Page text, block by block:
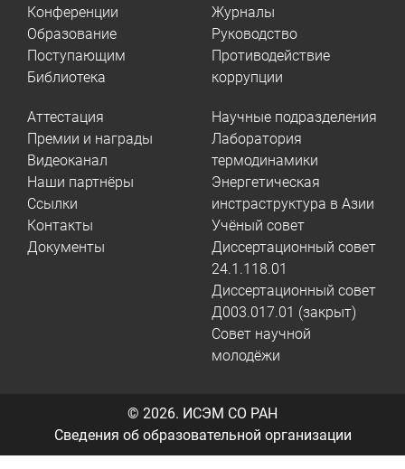
Конференции
Образование
Поступающим
Библиотека
Журналы
Руководство
Противодействие
коррупции
Аттестация
Премии и награды
Видеоканал
Наши партнёры
Ссылки
Контакты
Документы
Научные подразделения
Лаборатория
термодинамики
Энергетическая
инстраструктура в Азии
Учёный совет
Диссертационный совет
24.1.118.01
Диссертационный совет
Д003.017.01 (закрыт)
Совет научной
молодёжи
© 2026. ИСЭМ СО РАН
Сведения об образовательной организации